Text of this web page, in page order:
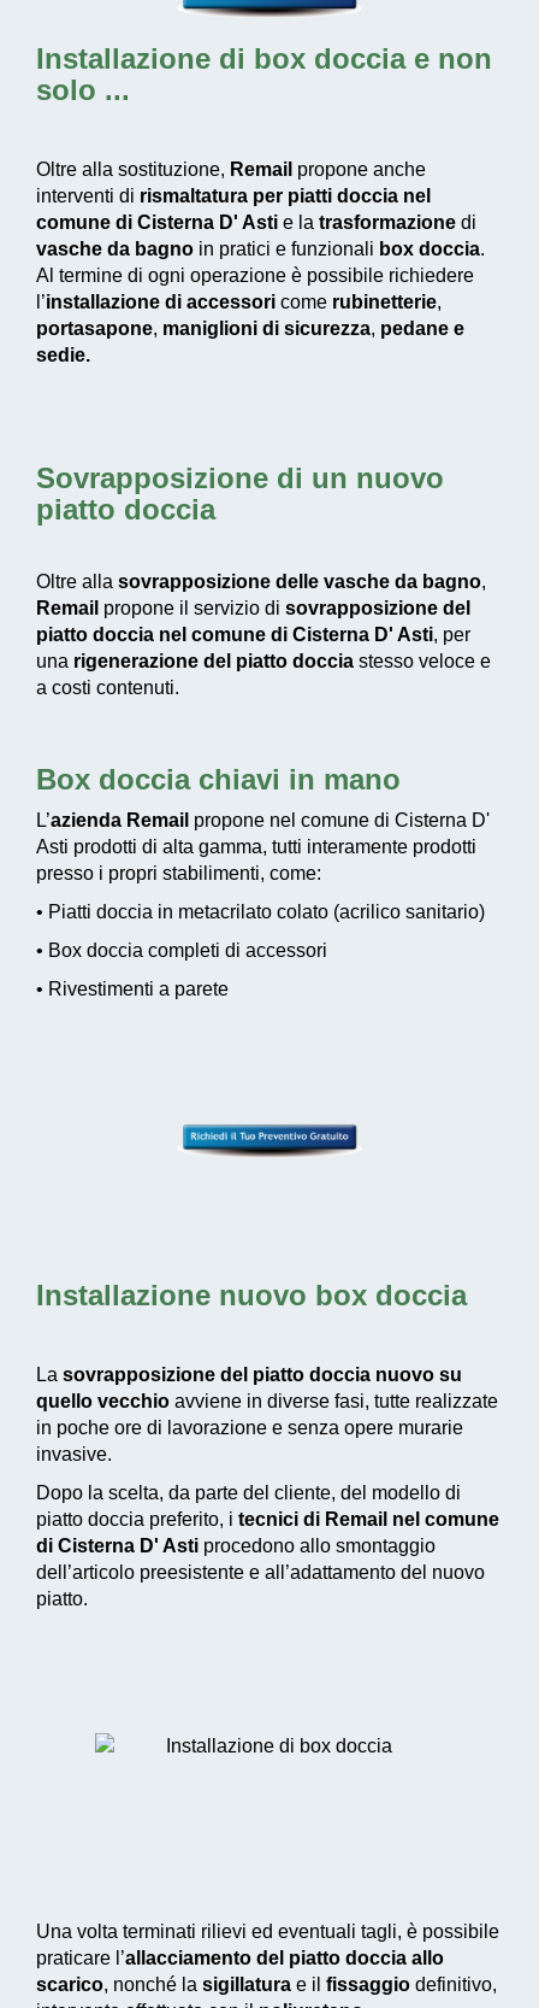
Installazione di box docciae non
solo ...
Oltre alla sostituzione, Remail propone anche
interventi di rismaltatura per piatti doccia nel
comune di Cisterna D' Asti e la trasformazione di
vasche da bagno in pratici e funzionali box doccia.
Al termine di ogni operazione è possibile richiedere
l’installazione di accessori come rubinetterie,
portasapone, maniglioni di sicurezza, pedane e
sedie.
Sovrapposizione di un nuovo
piatto doccia
Oltre alla sovrapposizione delle vasche da bagno,
Remail propone il servizio di sovrapposizione del
piatto doccia nel comune di Cisterna D' Asti, per
una rigenerazione del piatto doccia stesso veloce e
a costi contenuti.
Box doccia chiavi in mano
L’azienda Remail propone nel comune di Cisterna D'
Asti prodotti di alta gamma, tutti interamente prodotti
presso i propri stabilimenti, come:
• Piatti doccia in metacrilato colato (acrilico sanitario)
• Box doccia completi di accessori
• Rivestimenti a parete
Installazione nuovo box doccia
La sovrapposizione del piatto doccia nuovo su
quello vecchio avviene in diverse fasi, tutte realizzate
in poche ore di lavorazione e senza opere murarie
invasive.
Dopo la scelta, da parte del cliente, del modello di
piatto doccia preferito, i tecnici di Remail nel comune
di Cisterna D' Asti procedono allo smontaggio
dell’articolo preesistente e all’adattamento del nuovo
piatto.
Una volta terminati rilievi ed eventuali tagli, è possibile
praticare l’allacciamento del piatto doccia allo
scarico, nonché la sigillatura e il fissaggio definitivo,